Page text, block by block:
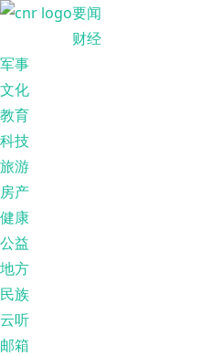
要闻
财经
军事
文化
教育
科技
旅游
房产
健康
公益
地方
民族
云听
邮箱